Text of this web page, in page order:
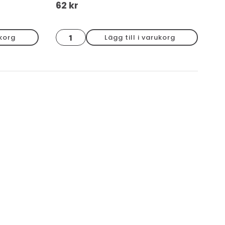
62 kr
Bård
flätad
cotto
mängd
Lägg till i varukorg